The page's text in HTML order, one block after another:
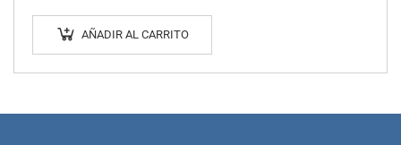
AÑADIR AL CARRITO